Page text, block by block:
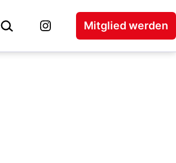
Suchen …
Instagram
Mitglied werden